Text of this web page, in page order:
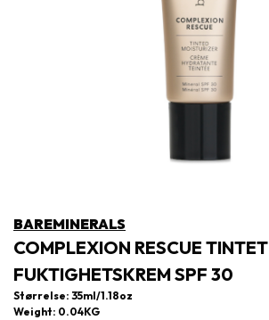
BAREMINERALS
COMPLEXION RESCUE TINTET
FUKTIGHETSKREM SPF 30
Størrelse: 35ml/1.18oz
Weight: 0.04KG